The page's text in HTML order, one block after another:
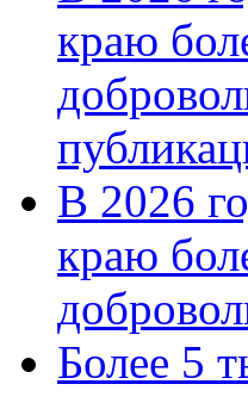
краю
В 2026
краю
Более 5